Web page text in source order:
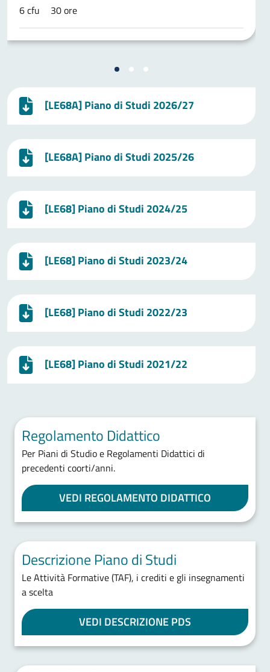
6 cfu 30 ore
[LE68A] Piano di Studi 2026/27
[LE68A] Piano di Studi 2025/26
[LE68] Piano di Studi 2024/25
[LE68] Piano di Studi 2023/24
[LE68] Piano di Studi 2022/23
[LE68] Piano di Studi 2021/22
Regolamento Didattico
Per Piani di Studio e Regolamenti Didattici di
precedenti coorti/anni.
VEDI REGOLAMENTO DIDATTICO
Descrizione Piano di Studi
Le Attività Formative (TAF), i crediti e gli insegnamenti
a scelta
VEDI DESCRIZIONE PDS